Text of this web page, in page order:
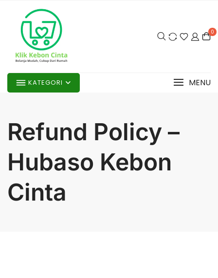
content
0
KATEGORI MENU
Refund Policy –
Hubaso Kebon
Cinta